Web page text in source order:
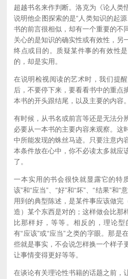
超越书名来作判断。洛克为《论人类
说明他企图探索的是“人类知识的起
书的前言很相似，却有一个重要的不
关心的是知识的确实性或有效性，另
终点或目的。质疑某件事的有效性
的，却是实用。
在说明检视阅读的艺术时，我们提
后，不要停下来，要看看书中的重点
本书的开头跟结尾，以及主要的内容。
有时候，从书名或前言等还是无法分
必要从一本书的主要内容来观察。这
中所能发现的蛛丝马迹。只要注意内
本条件放在心中，你不必读太多就应
了。
一本实用的书会很快就显露它的特
该”和“应当”、“好”和“坏”、“结果”和
用到的典型陈述，是某件事应该做完
造）某个东西是对的；这样做会比那
比那样好，等等。相反的，理论型
有“应该”或“应当”之类的字眼。那是
些就是事实，不会说怎样换一个样子
让事情变得更好等等。
在谈论有关理论性书籍的话题之前，